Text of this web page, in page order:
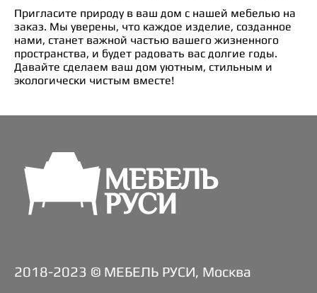
Пригласите природу в ваш дом с нашей мебелью на
заказ. Мы уверены, что каждое изделие, созданное
нами, станет важной частью вашего жизненного
пространства, и будет радовать вас долгие годы.
Давайте сделаем ваш дом уютным, стильным и
экологически чистым вместе!
2018-2023 © МЕБЕЛЬ РУСИ, Москва